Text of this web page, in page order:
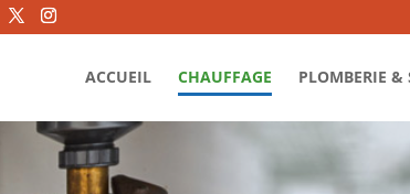
ACCUEIL CHAUFFAGE PLOMBERIE &